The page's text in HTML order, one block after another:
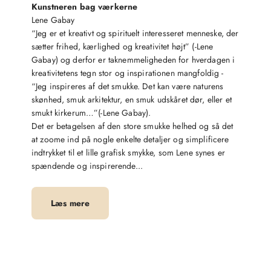
Kunstneren bag værkerne
Lene Gabay
“Jeg er et kreativt og spirituelt interesseret menneske, der
sætter frihed, kærlighed og kreativitet højt” (-Lene
Gabay) og derfor er taknemmeligheden for hverdagen i
kreativitetens tegn stor og inspirationen mangfoldig -
“Jeg inspireres af det smukke. Det kan være naturens
skønhed, smuk arkitektur, en smuk udskåret dør, eller et
smukt kirkerum…”(-Lene Gabay).
Det er betagelsen af den store smukke helhed og så det
at zoome ind på nogle enkelte detaljer og simplificere
indtrykket til et lille grafisk smykke, som Lene synes er
spændende og inspirerende...
Læs mere